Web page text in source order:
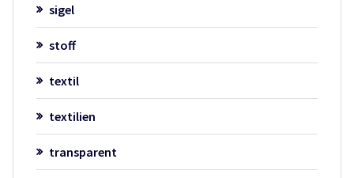
sigel
stoff
textil
textilien
transparent